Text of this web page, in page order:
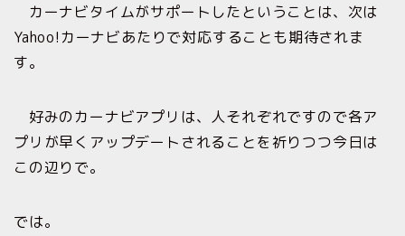
カーナビタイムがサポートしたということは、次は
Yahoo!カーナビあたりで対応することも期待されま
す。
好みのカーナビアプリは、人それぞれですので各ア
プリが早くアップデートされることを祈りつつ今日は
この辺りで。
では。